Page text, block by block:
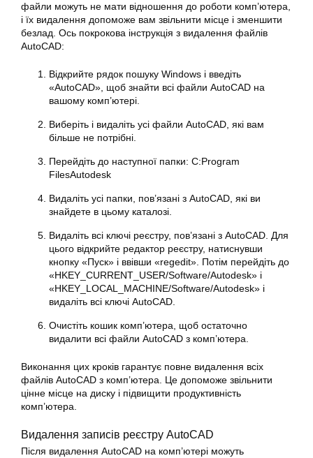
файли можуть не мати відношення до роботи комп’ютера,
і їх видалення допоможе вам звільнити місце і зменшити
безлад. Ось покрокова інструкція з видалення файлів
AutoCAD:
Відкрийте рядок пошуку Windows і введіть
«AutoCAD», щоб знайти всі файли AutoCAD на
вашому комп’ютері.
Виберіть і видаліть усі файли AutoCAD, які вам
більше не потрібні.
Перейдіть до наступної папки: C:Program
FilesAutodesk
Видаліть усі папки, пов’язані з AutoCAD, які ви
знайдете в цьому каталозі.
Видаліть всі ключі реєстру, пов’язані з AutoCAD. Для
цього відкрийте редактор реєстру, натиснувши
кнопку «Пуск» і ввівши «regedit». Потім перейдіть до
«HKEY_CURRENT_USER/Software/Autodesk» і
«HKEY_LOCAL_MACHINE/Software/Autodesk» і
видаліть всі ключі AutoCAD.
Очистіть кошик комп’ютера, щоб остаточно
видалити всі файли AutoCAD з комп’ютера.
Виконання цих кроків гарантує повне видалення всіх
файлів AutoCAD з комп’ютера. Це допоможе звільнити
цінне місце на диску і підвищити продуктивність
комп’ютера.
Видалення записів реєстру AutoCAD
Після видалення AutoCAD на комп’ютері можуть